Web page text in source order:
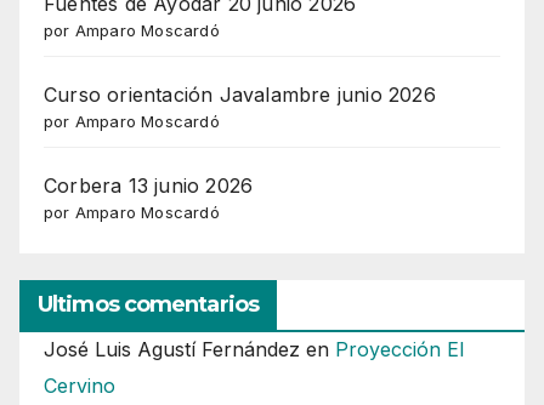
por Amparo Moscardó
Curso orientación Javalambre junio 2026
por Amparo Moscardó
Corbera 13 junio 2026
por Amparo Moscardó
Ultimos comentarios
José Luis Agustí Fernández en Proyección El
Cervino